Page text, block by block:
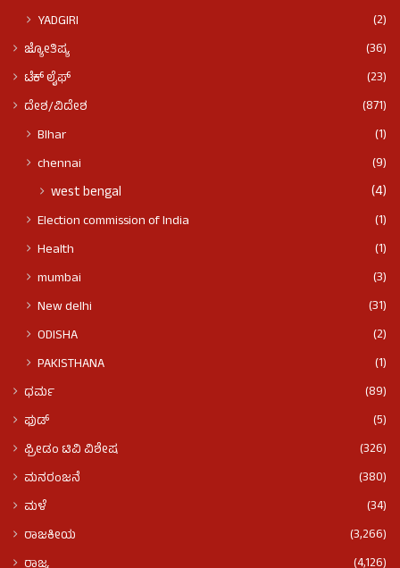
YADGIRI
(2)
ಜ್ಯೋತಿಷ್ಯ
(36)
ಟೆಕ್ ಲೈಫ್
(23)
ದೇಶ/ವಿದೇಶ
(871)
BIhar
(1)
chennai
(9)
west bengal (4)
Election commission of India
(1)
Health
(1)
mumbai
(3)
New delhi
(31)
ODISHA
(2)
PAKISTHANA
(1)
ಧರ್ಮ
(89)
ಫುಡ್​​
(5)
ಫ್ರೀಡಂ ಟಿವಿ ವಿಶೇಷ
(326)
ಮನರಂಜನೆ
(380)
ಮಳೆ
(34)
ರಾಜಕೀಯ
(3,266)